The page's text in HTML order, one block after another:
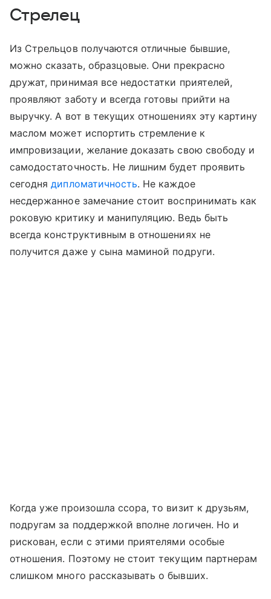
Стрелец
Из Стрельцов получаются отличные бывшие,
можно сказать, образцовые. Они прекрасно
дружат, принимая все недостатки приятелей,
проявляют заботу и всегда готовы прийти на
выручку. А вот в текущих отношениях эту картину
маслом может испортить стремление к
импровизации, желание доказать свою свободу и
самодостаточность. Не лишним будет проявить
сегоднядипломатичность. Не каждое
несдержанное замечание стоит воспринимать как
роковую критику и манипуляцию. Ведь быть
всегда конструктивным в отношениях не
получится даже у сына маминой подруги.
Когда уже произошла ссора, то визит к друзьям,
подругам за поддержкой вполне логичен. Но и
рискован, если с этими приятелями особые
отношения. Поэтому не стоит текущим партнерам
слишком много рассказывать о бывших.